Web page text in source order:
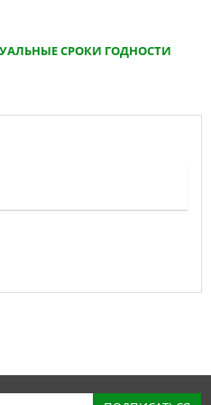
СРОКИ ГОДНОСТИ